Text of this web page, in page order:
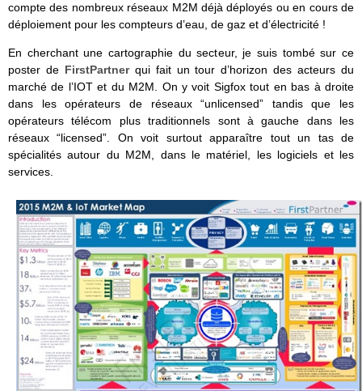
compte des nombreux réseaux M2M déjà déployés ou en cours de
déploiement pour les compteurs d’eau, de gaz et d’électricité !
En cherchant une cartographie du secteur, je suis tombé sur ce
poster de FirstPartnerqui fait un tour d’horizon des acteurs du
marché de l’IOT et du M2M. On y voit Sigfox tout en bas à droite
dans les opérateurs de réseaux “unlicensed” tandis que les
opérateurs télécom plus traditionnels sont à gauche dans les
réseaux “licensed”. On voit surtout apparaître tout un tas de
spécialités autour du M2M, dans le matériel, les logiciels et les
services.